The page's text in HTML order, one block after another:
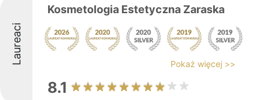
Laureaci
Kosmetologia Estetyczna Zaraska
Pokaż więcej >>
8.1